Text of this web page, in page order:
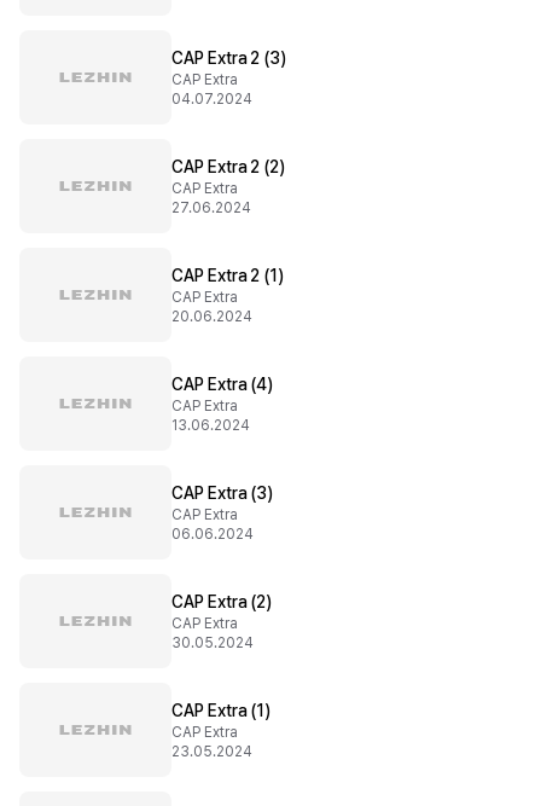
CAP Extra 2 (3)
CAP Extra
04.07.2024
CAP Extra 2 (2)
CAP Extra
27.06.2024
CAP Extra 2 (1)
CAP Extra
20.06.2024
CAP Extra (4)
CAP Extra
13.06.2024
CAP Extra (3)
CAP Extra
06.06.2024
CAP Extra (2)
CAP Extra
30.05.2024
CAP Extra (1)
CAP Extra
23.05.2024